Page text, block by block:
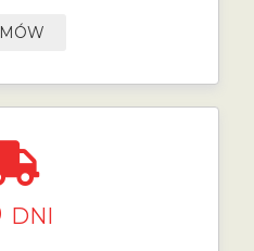
DNI